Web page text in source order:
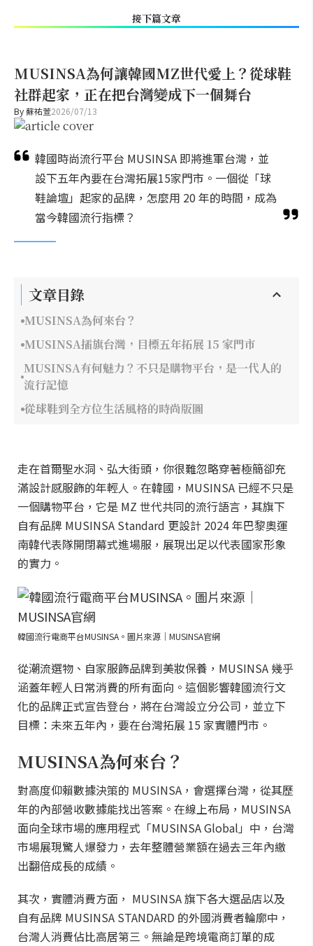
接下篇文章
MUSINSA為何讓韓國MZ世代愛上？從球鞋
社群起家，正在把台灣變成下一個舞台
By蘇祐萱2026/07/13
韓國時尚流行平台 MUSINSA 即將進軍台灣，並
設下五年內要在台灣拓展15家門市。一個從「球
鞋論壇」起家的品牌，怎麼用 20 年的時間，成為
當今韓國流行指標？
文章目錄
MUSINSA為何來台？
MUSINSA插旗台灣，目標五年拓展 15 家門市
MUSINSA有何魅力？不只是購物平台，是一代人的
流行記憶
從球鞋到全方位生活風格的時尚版圖
走在首爾聖水洞、弘大街頭，你很難忽略穿著極簡卻充
滿設計感服飾的年輕人。在韓國，MUSINSA 已經不只是
一個購物平台，它是 MZ 世代共同的流行語言，其旗下
自有品牌 MUSINSA Standard 更設計 2024 年巴黎奧運
南韓代表隊開閉幕式進場服，展現出足以代表國家形象
的實力。
韓國流行電商平台MUSINSA。圖片來源｜MUSINSA官網
從潮流選物、自家服飾品牌到美妝保養，MUSINSA 幾乎
涵蓋年輕人日常消費的所有面向。這個影響韓國流行文
化的品牌正式宣告登台，將在台灣設立分公司，並立下
目標：未來五年內，要在台灣拓展 15 家實體門市。
MUSINSA為何來台？
對高度仰賴數據決策的 MUSINSA，會選擇台灣，從其歷
年的內部營收數據能找出答案。在線上布局，MUSINSA
面向全球市場的應用程式「MUSINSA Global」中，台灣
市場展現驚人爆發力，去年整體營業額在過去三年內繳
出翻倍成長的成績。
其次，實體消費方面， MUSINSA 旗下各大選品店以及
自有品牌 MUSINSA STANDARD 的外國消費者輪廓中，
台灣人消費佔比高居第三。無論是跨境電商訂單的成